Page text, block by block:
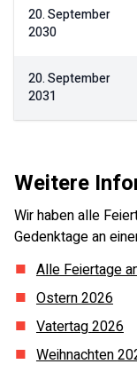
20. September
2030
20. September
2031
Weitere
Wir haben alle
Gedenktage an
Alle Feiertage
Ostern2026
Vatertag2026
Weihnachten